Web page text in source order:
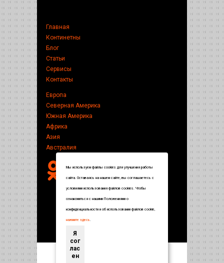
Главная
Континетны
Блог
Статьи
Сервисы
Контакты
Европа
Северная Америка
Южная Америка
Африка
Азия
Австралия
Энциклопедия по странам и городам
Мы используем файлы cookies для улучшения работы
сайта. Оставаясь на нашем сайте, вы соглашаетесь с
условиями использования файлов cookies. Чтобы
ознакомиться с нашими Положениями о
конфиденциальности и об использовании файлов cookie,
нажмите здесь.
Я
сог
лас
ен